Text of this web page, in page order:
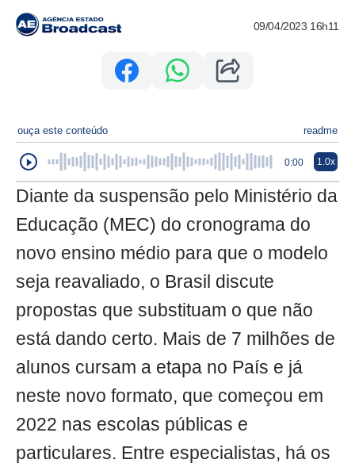
09/04/2023 16h11
ouça este conteúdo readme
0:00 1.0x
Diante da suspensão pelo Ministério da
Educação (MEC) do cronograma do
novo ensino médio para que o modelo
seja reavaliado, o Brasil discute
propostas que substituam o que não
está dando certo. Mais de 7 milhões de
alunos cursam a etapa no País e já
neste novo formato, que começou em
2022 nas escolas públicas e
particulares. Entre especialistas, há os